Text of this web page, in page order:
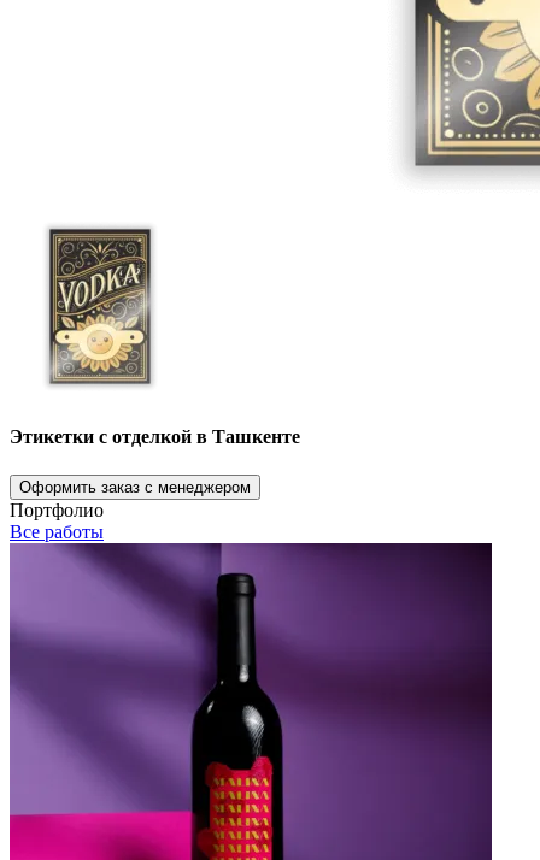
Этикетки с отделкой в Ташкенте
Оформить заказ с менеджером
Портфолио
Все работы